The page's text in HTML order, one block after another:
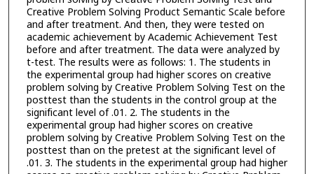
Creative Problem Solving Product Semantic Scale before
and after treatment. And then, they were tested on
academic achievement by Academic Achievement Test
before and after treatment. The data were analyzed by
t-test. The results were as follows: 1. The students in
the experimental group had higher scores on creative
problem solving by Creative Problem Solving Test on the
posttest than the students in the control group at the
significant level of .01. 2. The students in the
experimental group had higher scores on creative
problem solving by Creative Problem Solving Test on the
posttest than on the pretest at the significant level of
.01. 3. The students in the experimental group had higher